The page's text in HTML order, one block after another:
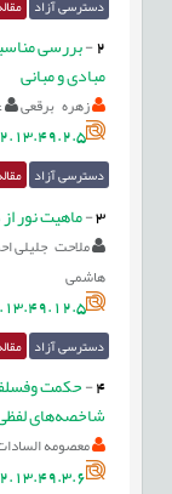
دسترسی آزاد مقاله
2
-بررسی
مبادی و مبانی
زهره برقعی
دسترسی آزاد مقاله
3
-ماهیت نور از
ملاحت جلیلی
هاشمی
دسترسی آزاد مقاله
4
-حکمت وفسلفه
شاخصه‌های لفظی
معصومه